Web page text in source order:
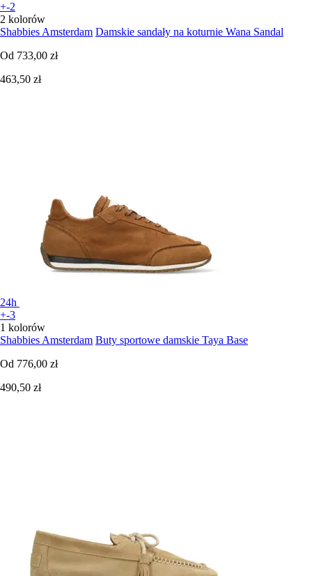
+-2
2 kolorów
Shabbies Amsterdam Damskie sandały na koturnie Wana Sandal
Od 733,00 zł
463,50 zł
24h
+-3
1 kolorów
Shabbies Amsterdam Buty sportowe damskie Taya Base
Od 776,00 zł
490,50 zł